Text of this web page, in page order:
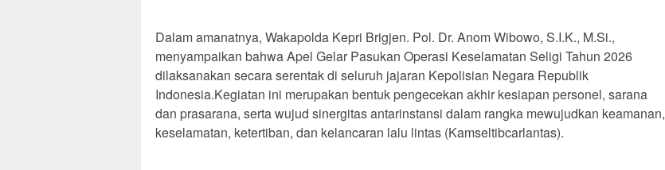
Dalam amanatnya, Wakapolda Kepri Brigjen. Pol. Dr. Anom Wibowo, S.I.K., M.Si.,
menyampaikan bahwa Apel Gelar Pasukan Operasi Keselamatan Seligi Tahun 2026
dilaksanakan secara serentak di seluruh jajaran Kepolisian Negara Republik
Indonesia.Kegiatan ini merupakan bentuk pengecekan akhir kesiapan personel, sarana
dan prasarana, serta wujud sinergitas antarinstansi dalam rangka mewujudkan keamanan,
keselamatan, ketertiban, dan kelancaran lalu lintas (Kamseltibcarlantas).